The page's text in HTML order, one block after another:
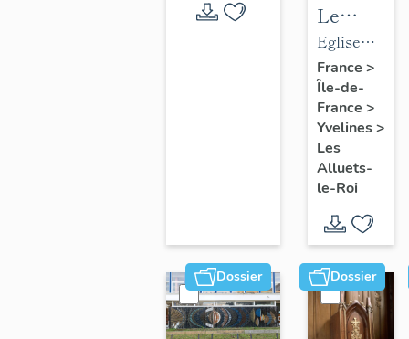
Le
mobilier
de
l'église
Saint-
Nicolas
Eglise
paroissiale
Saint-
Nicolas
France >
Île-de-
France >
Yvelines>
Les
Alluets-
le-Roi
Dossier Dossier